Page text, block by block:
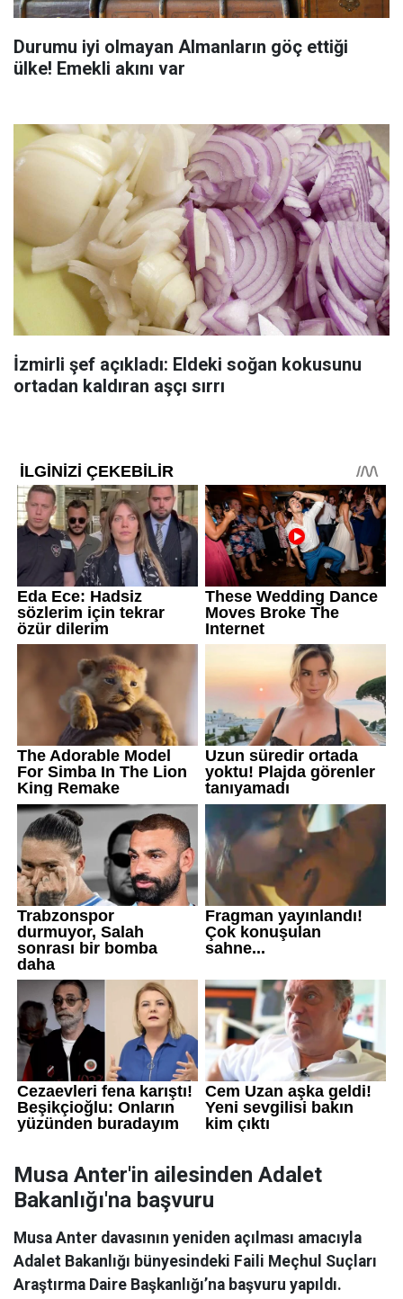
Durumu iyi olmayan Almanların göç ettiği
ülke! Emekli akını var
İzmirli şef açıkladı: Eldeki soğan kokusunu
ortadan kaldıran aşçı sırrı
Musa Anter'in ailesinden Adalet
Bakanlığı'na başvuru
Musa Anter davasının yeniden açılması amacıyla
Adalet Bakanlığı bünyesindeki Faili Meçhul Suçları
Araştırma Daire Başkanlığı’na başvuru yapıldı.